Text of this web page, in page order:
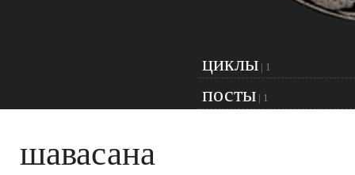
циклы | 1
посты | 1
шавасана